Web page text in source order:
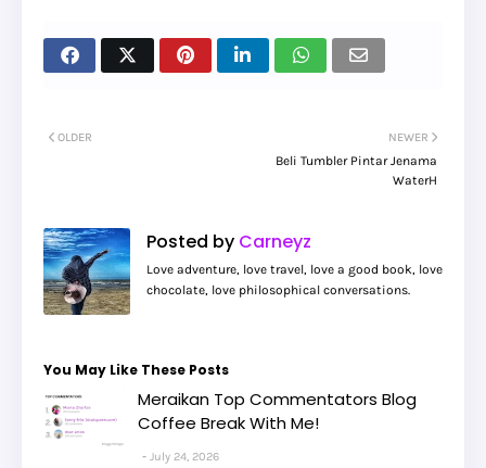
NEWER
Beli Tumbler Pintar Jenama
WaterH
OLDER
Posted by Carneyz
Love adventure, love travel, love a good book, love
chocolate, love philosophical conversations.
You May Like These Posts
Meraikan Top Commentators Blog
Coffee Break With Me!
July 24, 2026